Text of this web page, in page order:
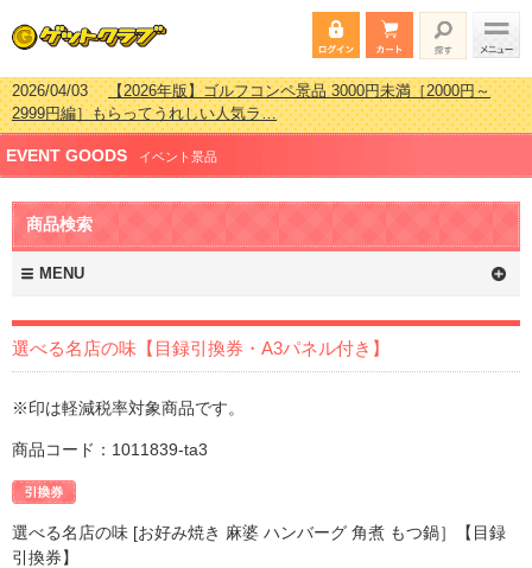
2026/04/03【2026年版】ゴルフコンペ景品 3000円未満［2000円～
2999円編］もらってうれしい人気ラ…
2026/02/16【2026年版】結婚式の二次会で貰って嬉しい景品とは？ 更
新しました！
2026/02/03【2026年版】ゴルフコンペ景品 3000円未満［2000円～
2999円編］もらってうれしい人気ラ…
2026/07/15
ング 更新しました！
EVENT GOODS イベント景品
商品検索
MENU
選べる名店の味【目録引換券・A3パネル付き】
※印は軽減税率対象商品です。
商品コード：1011839-ta3
選べる名店の味 [お好み焼き 麻婆 ハンバーグ 角煮 もつ鍋］【目録
引換券】